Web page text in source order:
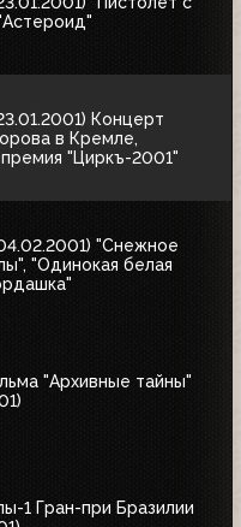
Концерт
в Кремле,
"Циркъ-2001"
"Снежное
"Одинокая белая
"Архивные тайны"
1 Гран-при Бразилии